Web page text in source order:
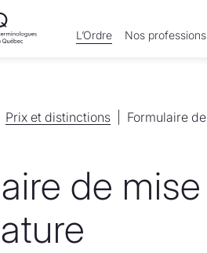
L’Ordre Nos professions
Prix et distinctions
Prix et distinctions Formulaire
de